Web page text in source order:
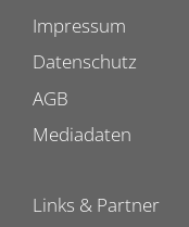
Impressum
Datenschutz
AGB
Mediadaten
Links & Partner